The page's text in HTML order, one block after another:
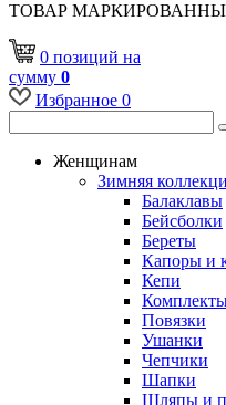
ТОВАР
0 позиций на
сумму 0
Избранное 0
Женщинам
Зимняя
Балаклавы
Бейсболки
Береты
Капоры и
Кепи
Повязки
Ушанки
Чепчики
Шапки
Шляпы и